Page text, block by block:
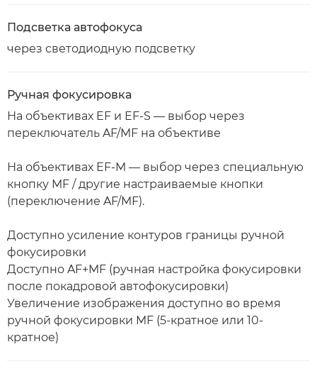
Подсветка автофокуса
через светодиодную подсветку
Ручная фокусировка
На объективах EF и EF-S — выбор через
переключатель AF/MF на объективе
На объективах EF-M — выбор через специальную
кнопку MF / другие настраиваемые кнопки
(переключение AF/MF).
Доступно усиление контуров границы ручной
фокусировки
Доступно AF+MF (ручная настройка фокусировки
после покадровой автофокусировки)
Увеличение изображения доступно во время
ручной фокусировки MF (5-кратное или 10-
кратное)